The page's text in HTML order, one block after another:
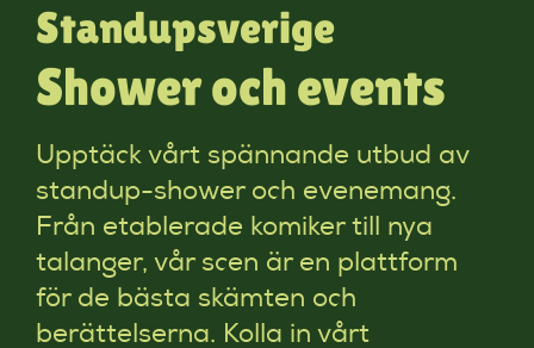
Standupsverige
Shower och events
Upptäck vårt spännande utbud av
standup-shower och evenemang.
Från etablerade komiker till nya
talanger, vår scen är en plattform
för de bästa skämten och
berättelserna. Kolla in vårt